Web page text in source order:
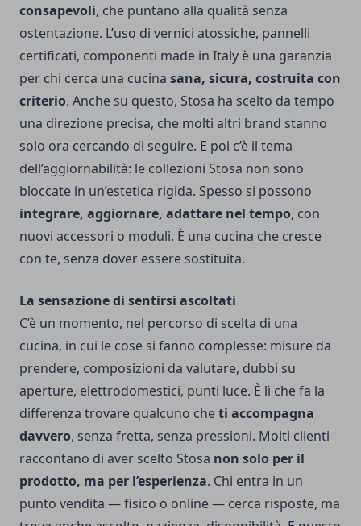
consapevoli, che puntano alla qualità senza
ostentazione. L’uso di vernici atossiche, pannelli
certificati, componenti made in Italy è una garanzia
per chi cerca una cucina sana, sicura, costruita con
criterio. Anche su questo, Stosa ha scelto da tempo
una direzione precisa, che molti altri brand stanno
solo ora cercando di seguire. E poi c’è il tema
dell’aggiornabilità: le collezioni Stosa non sono
bloccate in un’estetica rigida. Spesso si possono
integrare, aggiornare, adattare nel tempo, con
nuovi accessori o moduli. È una cucina che cresce
con te, senza dover essere sostituita.
La sensazione di sentirsi ascoltati
C’è un momento, nel percorso di scelta di una
cucina, in cui le cose si fanno complesse: misure da
prendere, composizioni da valutare, dubbi su
aperture, elettrodomestici, punti luce. È lì che fa la
differenza trovare qualcuno cheti accompagna
davvero, senza fretta, senza pressioni. Molti clienti
raccontano di aver scelto Stosa non solo per il
prodotto, ma per l’esperienza. Chi entra in un
punto vendita — fisico o online — cerca risposte, ma